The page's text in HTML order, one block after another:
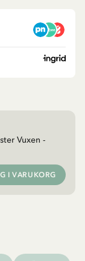
Vuxen -
I VARUKORG